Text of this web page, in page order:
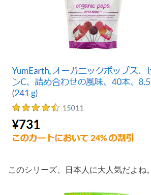
このシリーズ、日本人に大人気だよね。